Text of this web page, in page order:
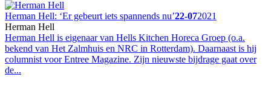
Herman Hell: ‘Er gebeurt iets spannends nu’22-072021
Herman Hell
Herman Hell is eigenaar van Hells Kitchen Horeca Groep (o.a.
bekend van Het Zalmhuis en NRC in Rotterdam). Daarnaast is hij
columnist voor Entree Magazine. Zijn nieuwste bijdrage gaat over
de...